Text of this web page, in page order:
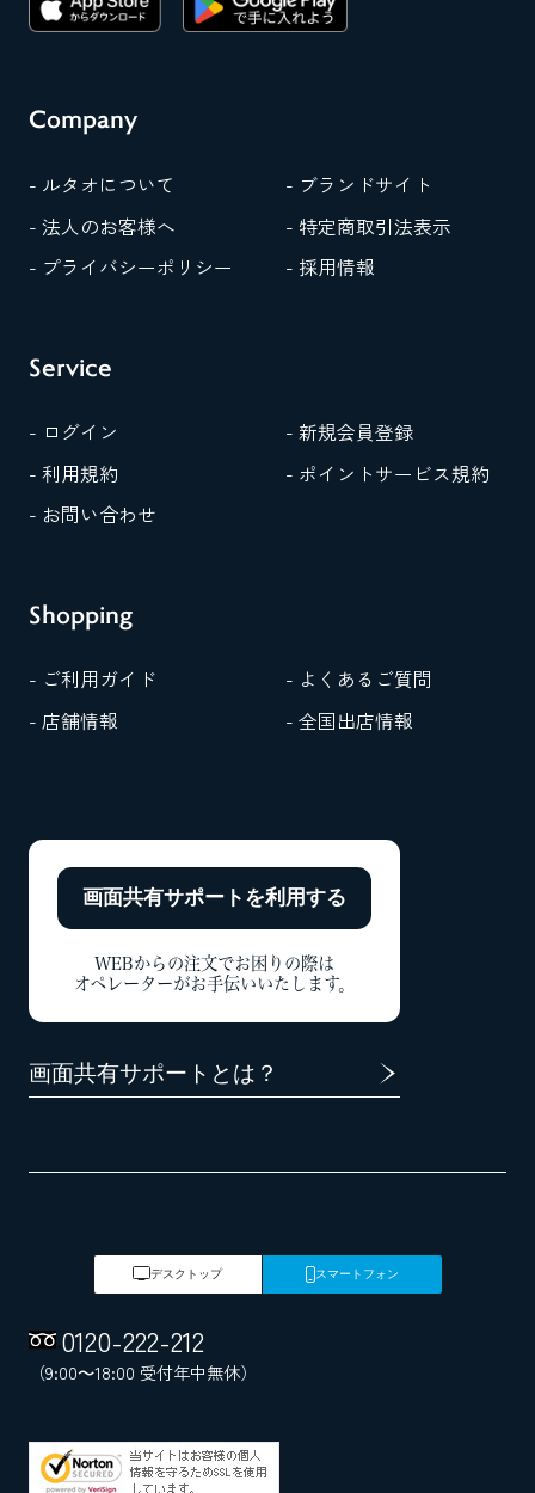
Company
- ルタオについて
- ブランドサイト
- 法人のお客様へ
- 特定商取引法表示
- プライバシーポリシー
- 採用情報
Service
- ログイン
- 新規会員登録
- 利用規約
- ポイントサービス規約
- お問い合わせ
Shopping
- ご利用ガイド
- よくあるご質問
- 店舗情報
- 全国出店情報
画面共有サポートを利用する
WEBからの注文でお困りの際は
オペレーターがお手伝いいたします。
画面共有サポートとは？
デスクトップ スマートフォン
0120-222-212
（9:00～18:00 受付年中無休）